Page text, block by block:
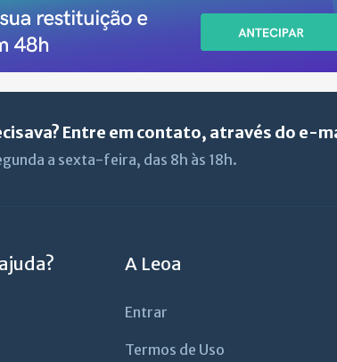
Entre em contato, através do e-
a sexta-feira, das 8h às 18h.
A Leoa
Entrar
Termos de Uso